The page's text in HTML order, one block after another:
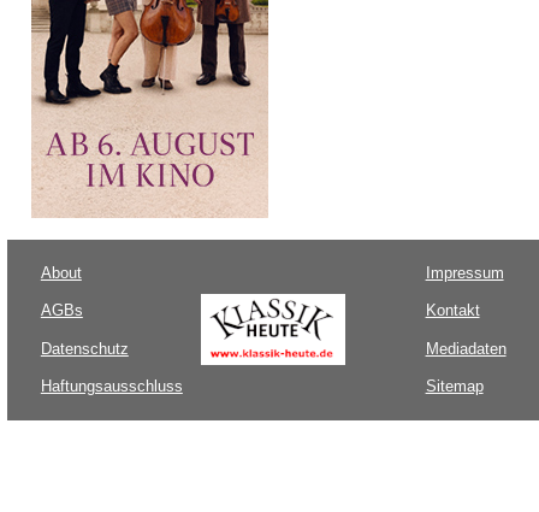
About
AGBs
Datenschutz
Haftungsausschluss
Impressum
Kontakt
Mediadaten
Sitemap